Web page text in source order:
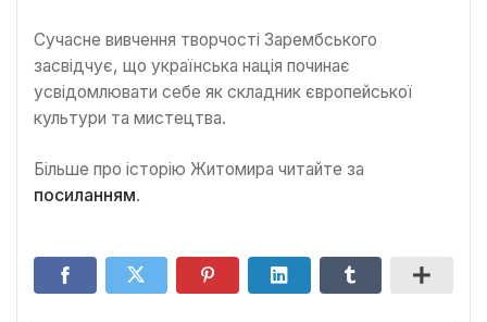
Сучасне вивчення творчості Зарембського
засвідчує, що українська нація починає
усвідомлювати себе як складник європейської
культури та мистецтва.
Більше про історію Житомира читайте за
посиланням.